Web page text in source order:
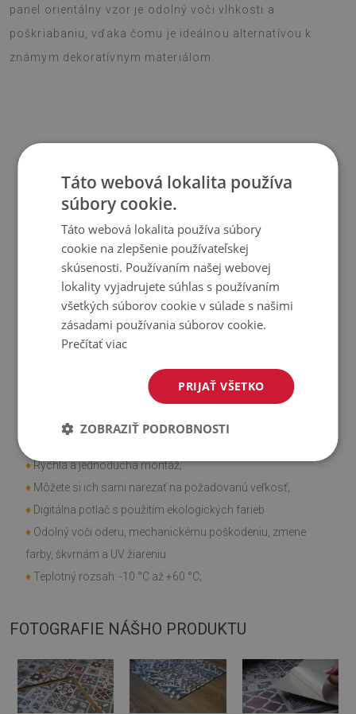
panel orientálny vzor je odolný voči vlhkosti a
poškriabaniu, vďaka čomu je ideálnou alternatívou k
známym dekoratívnym materiálom.
Vinyl vystužený PES sieťovinou s lepidlom
Veľkosť panelu: 100x50 cm
Hrúbka obkladu (dlažby): 1,6 mm
Použitie
Interiéry izieb;
Steny, podlahy, stropy;
Môže sa lepiť na panely, obklady, kov alebo farbu.
♦ Rýchla a jednoduchá montáž;
♦ Môžete si ich sami narezať na požadovanú veľkosť;
♦ Digitálna potlač s použitím ekologických farieb
♦ Odolný voči oderu, mechanickému poškodeniu, zmene
farby, škvrnám a UV žiareniu
♦ Teplotný rozsah: -10 °C až +60 °C;
FOTOGRAFIE NÁŠHO PRODUKTU
Táto webová lokalita používa
súbory cookie.
Táto webová lokalita používa súbory
cookie na zlepšenie používateľskej
skúsenosti. Používaním našej webovej
lokality vyjadrujete súhlas s používaním
všetkých súborov cookie v súlade s našimi
zásadami používania súborov cookie.
Prečítať viac
PRIJAŤ VŠETKO
ZOBRAZIŤ PODROBNOSTI